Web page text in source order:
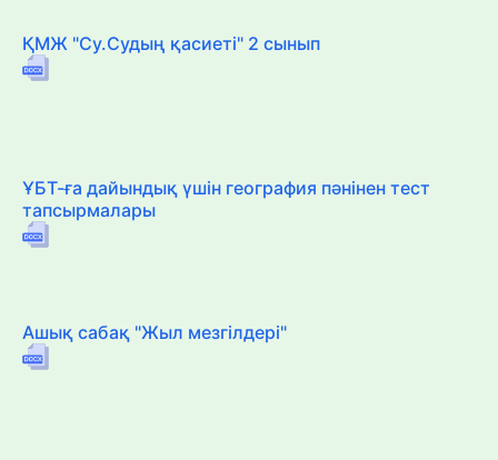
ҚМЖ "Су.Судың қасиеті" 2 сынып
ҰБТ-ға дайындық үшін география пәнінен тест
тапсырмалары
Ашық сабақ "Жыл мезгілдері"